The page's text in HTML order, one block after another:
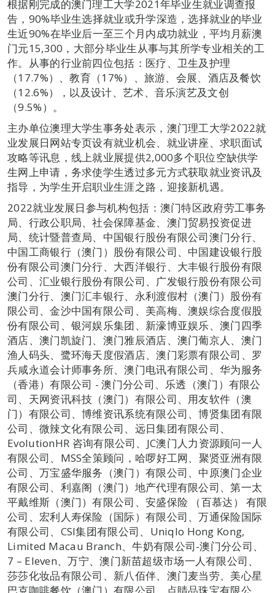
根据刚完成的澳门理工大学2021年毕业生就业调查报
告，90%毕业生选择就业或升学深造，选择就业的毕业
生近90%在毕业后一至三个月内成功就业，平均月薪澳
门元15,300，大部分毕业生从事与其所学专业相关的工
作。从事的行业前四位包括：医疗、卫生及护理
（17.7%）、教育（17%）、旅游、会展、酒店及餐饮
（12.6%），以及设计、艺术、音乐演艺及文创
（9.5%）。
主办单位澳理大学生事务处表示，澳门理工大学2022就
业发展日网站专页设有就业机会、就业讲座、求职面试
攻略等讯息，线上就业展提供2,000多个职位空缺供学
生网上申请，务求使学生透过多元方式获取就业资讯及
指导，为学生开启职业生涯之路，迎接新机遇。
2022就业发展日参与机构包括：澳门特区政府劳工事务
局、行政公职局、社会保障基金、澳门贸易投资促进
局、统计暨普查局、中国银行股份有限公司澳门分行、
中国工商银行（澳门）股份有限公司、中国建设银行股
份有限公司澳门分行、大西洋银行、大丰银行股份有限
公司、汇业银行股份有限公司、广发银行股份有限公司
澳门分行、澳门汇丰银行、永利渡假村（澳门）股份有
限公司、金沙中国有限公司、美高梅、澳娱综合度假股
份有限公司、银河娱乐集团、新濠博亚娱乐、澳门四季
酒店、澳门凯旋门、澳门雅辰酒店、澳门葡京人、澳门
渔人码头、鹭环海天度假酒店、澳门彩票有限公司、罗
兵咸永道会计师事务所、澳门电讯有限公司、华为服务
（香港）有限公司 - 澳门分公司、乐透（澳门）有限公
司、天网资讯科技（澳门）有限公司、用友软件（澳
门）有限公司、博维资讯系统有限公司、博贤集团有限
公司、微辣文化有限公司、远日集团有限公司、
EvolutionHR 咨询有限公司、JC澳门人力资源顾问一人
有限公司、MSS全策顾问，哈啰好工网、聚贤亚洲有限
公司、万宝盛华服务（澳门）有限公司、中原澳门企业
有限公司、利嘉阁（澳门）地产代理有限公司、第一太
平戴维斯（澳门）有限公司、安盛保险 （百慕达） 有限
公司、宏利人寿保险（国际）有限公司、万通保险国际
有限公司、CSI集团有限公司、Uniqlo Hong Kong,
Limited Macau Branch、牛奶有限公司-澳门分公司、
7 – Eleven、万宁、澳门新苗超级市场一人有限公司、
莎莎化妆品有限公司、新八佰伴、澳门麦当劳、美心星
巴克咖啡餐饮（澳门）有限公司、点睛品珠宝有限公